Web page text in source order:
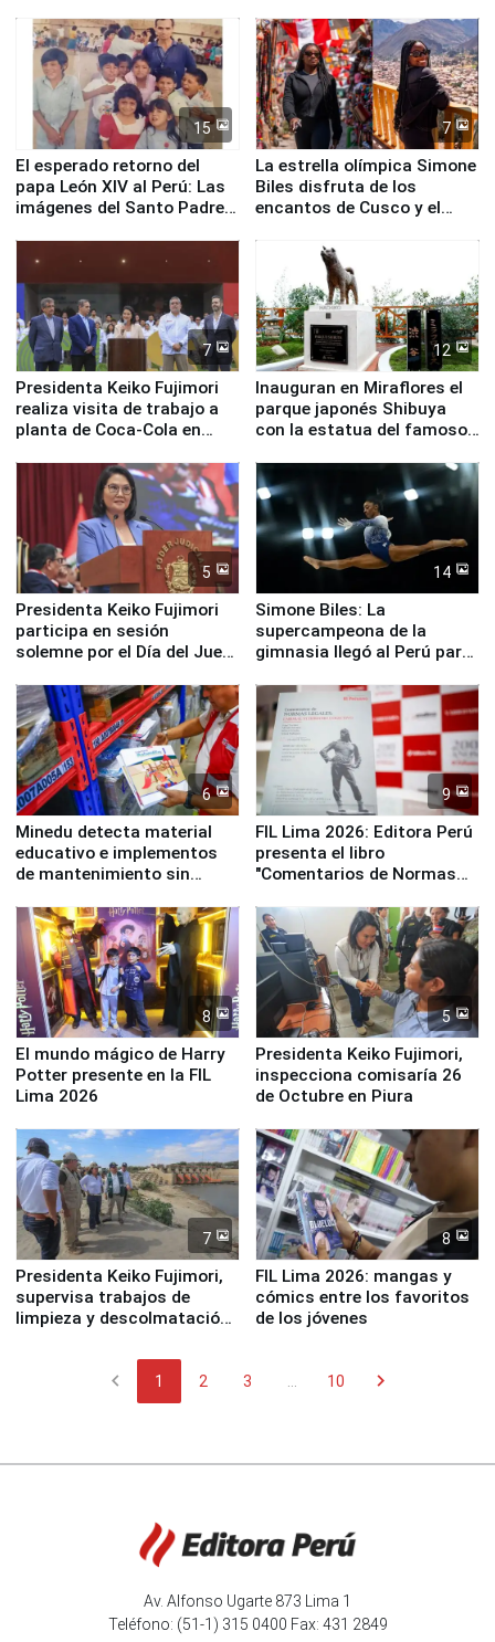
de Chile
15
El esperado retorno del
papa León XIV al Perú: Las
imágenes del Santo Padre
7
La estrella olímpica Simone
Biles disfruta de los
encantos de Cusco y el
7
Presidenta Keiko Fujimori
realiza visita de trabajo a
planta de Coca-Cola en
12
Inauguran en Miraflores el
parque japonés Shibuya
con la estatua del famoso
5
Presidenta Keiko Fujimori
participa en sesión
solemne por el Día del Juez
14
Simone Biles: La
supercampeona de la
gimnasia llegó al Perú para
Panamericanos Lima 2027
6
Minedu detecta material
educativo e implementos
de mantenimiento sin
la UGEL 2
9
FIL Lima 2026: Editora Perú
presenta el libro
"Comentarios de Normas
Derecho Colectivo"
8
El mundo mágico de Harry
Potter presente en la FIL
Lima 2026
5
Presidenta Keiko Fujimori,
inspecciona comisaría 26
de Octubre en Piura
7
Presidenta Keiko Fujimori,
supervisa trabajos de
limpieza y descolmatación
8
FIL Lima 2026: mangas y
cómics entre los favoritos
de los jóvenes
chevron_left 1 2 3 10 chevron_right
Av. Alfonso Ugarte 873 Lima 1
Teléfono: (51-1) 315 0400 Fax: 431 2849